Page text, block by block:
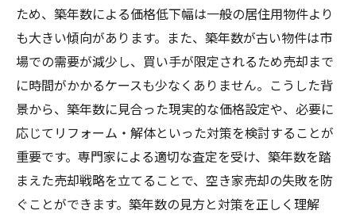
ため、築年数による価格低下幅は一般の居住用物件より
も大きい傾向があります。また、築年数が古い物件は市
場での需要が減少し、買い手が限定されるため売却まで
に時間がかかるケースも少なくありません。こうした背
景から、築年数に見合った現実的な価格設定や、必要に
応じてリフォーム・解体といった対策を検討することが
重要です。専門家による適切な査定を受け、築年数を踏
まえた売却戦略を立てることで、空き家売却の失敗を防
ぐことができます。築年数の見方と対策を正しく理解